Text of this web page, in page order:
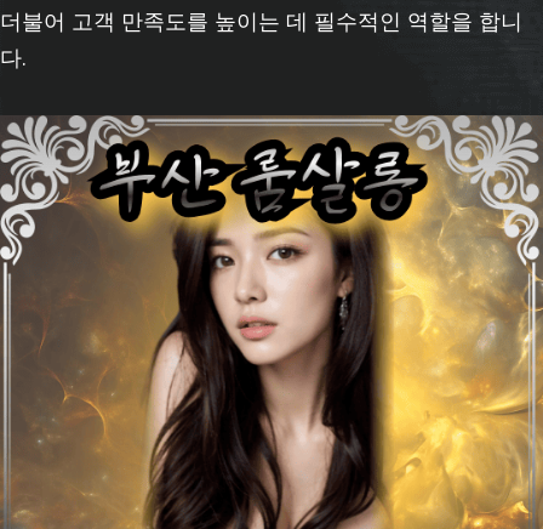
더불어 고객 만족도를 높이는 데 필수적인 역할을 합니
다.